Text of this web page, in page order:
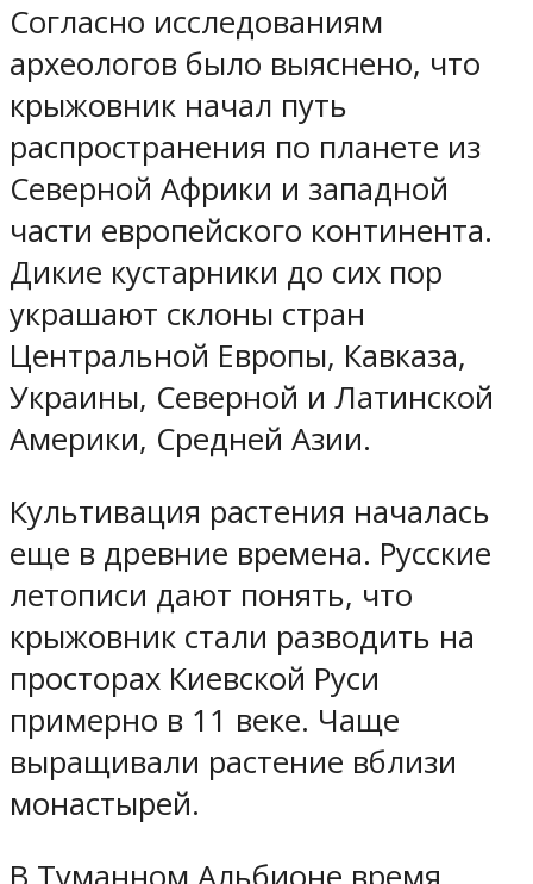
Согласно исследованиям
археологов было выяснено, что
крыжовник начал путь
распространения по планете из
Северной Африки и западной
части европейского континента.
Дикие кустарники до сих пор
украшают склоны стран
Центральной Европы, Кавказа,
Украины, Северной и Латинской
Америки, Средней Азии.
Культивация растения началась
еще в древние времена. Русские
летописи дают понять, что
крыжовник стали разводить на
просторах Киевской Руси
примерно в 11 веке. Чаще
выращивали растение вблизи
монастырей.